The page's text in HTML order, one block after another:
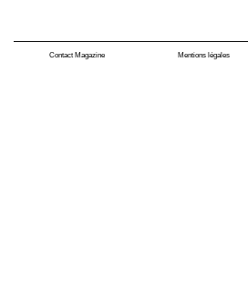
Contact Magazine Mentions légales